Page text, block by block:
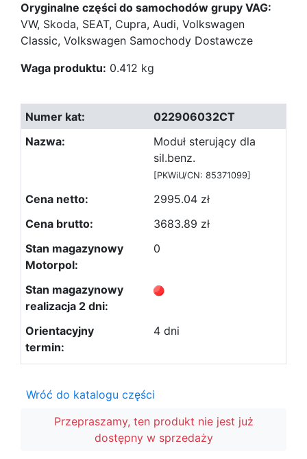
Oryginalne części do samochodów grupy VAG:
VW, Skoda, SEAT, Cupra, Audi, Volkswagen
Classic, Volkswagen Samochody Dostawcze
Waga produktu: 0.412 kg
022906032CT
Moduł sterujący dla
sil.benz.
[PKWiU/CN: 85371099]
2995.04 zł
3683.89 zł
0
4 dni
Wróć do katalogu części
Przepraszamy, ten produkt nie jest już
dostępny w sprzedaży